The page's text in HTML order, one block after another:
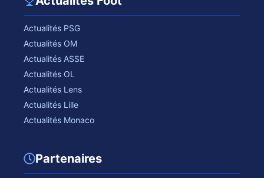
Actualités PSG
Actualités OM
Actualités ASSE
Actualités OL
Actualités Lens
Actualités Lille
Actualités Monaco
Partenaires